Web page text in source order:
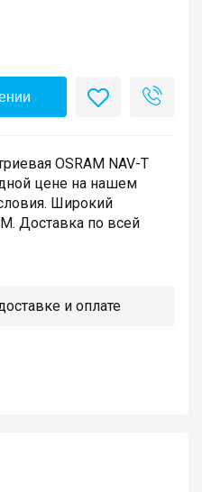
OSRAM NAV-T
цене на нашем
Широкий
Доставка по всей
и оплате